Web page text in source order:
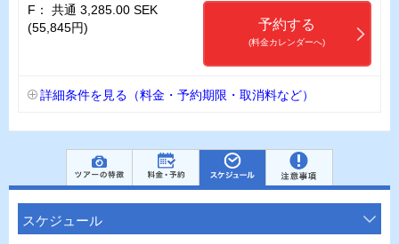
F： 共通 3,285.00 SEK
(55,845円)
予約する
(料金カレンダーへ)
詳細条件を見る（料金・予約期限・取消料など）
スケジュール